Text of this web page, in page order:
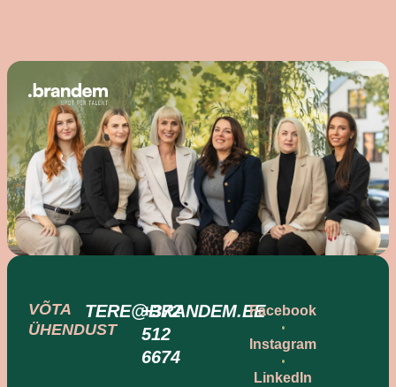
VÕTA
ÜHENDUST
TERE@BRANDEM.EE
+372
512
6674
Facebook
Instagram
LinkedIn